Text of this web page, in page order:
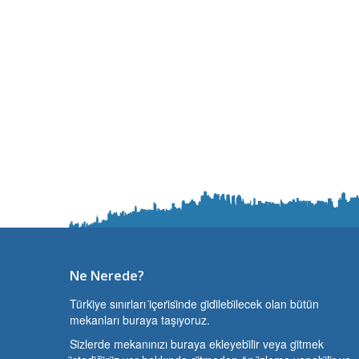
Ne Nerede?
Türki̇ye sınırları i̇çeri̇si̇nde gi̇di̇lebi̇lecek olan bütün
mekanları buraya taşıyoruz.
Si̇zlerde mekanınızı buraya ekleyebi̇li̇r veya gi̇tmek